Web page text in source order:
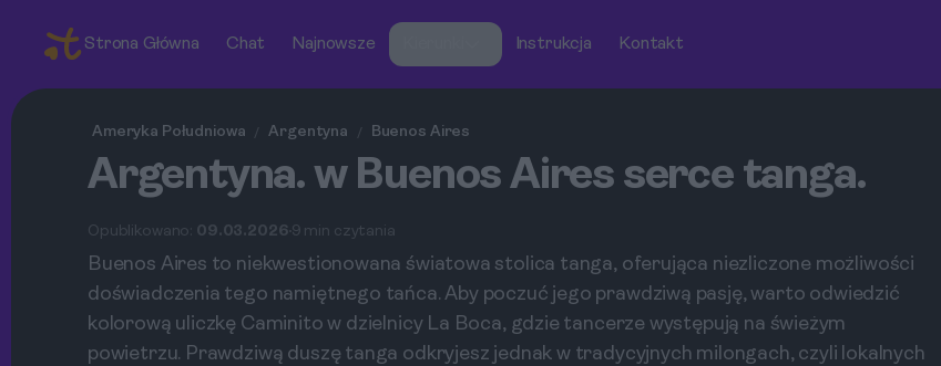
Strona Główna Chat Najnowsze Instrukcja Kontakt
Ameryka Południowa / Argentyna / Buenos Aires
Argentyna. w Buenos Aires serce tanga.
Opublikowano: 09.03.2026 9 min czytania
Buenos Aires to niekwestionowana światowa stolica tanga, oferująca niezliczone możliwości
doświadczenia tego namiętnego tańca. Aby poczuć jego prawdziwą pasję, warto odwiedzić
kolorową uliczkę Caminito w dzielnicy La Boca, gdzie tancerze występują na świeżym
powietrzu. Prawdziwą duszę tanga odkryjesz jednak w tradycyjnych milongach, czyli lokalnych